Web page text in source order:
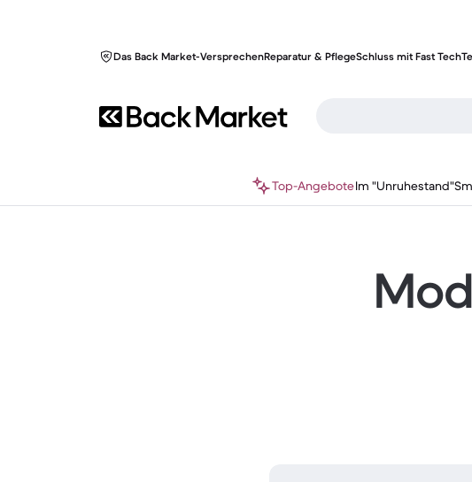
Das Back Market-VersprechenReparatur & PflegeSchluss mit Fast Tech
Top-AngeboteIm "Unruhestand"